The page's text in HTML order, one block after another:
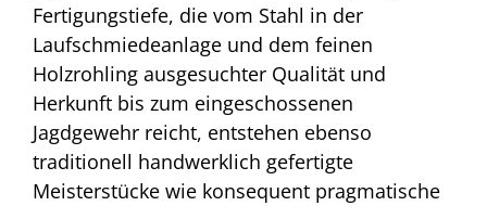
Fertigungstiefe, die vom Stahl in der
Laufschmiedeanlage und dem feinen
Holzrohling ausgesuchter Qualität und
Herkunft bis zum eingeschossenen
Jagdgewehr reicht, entstehen ebenso
traditionell handwerklich gefertigte
Meisterstücke wie konsequent pragmatische